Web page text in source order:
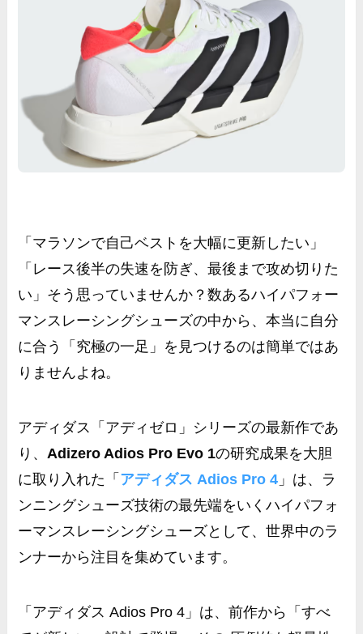
「マラソンで自己ベストを大幅に更新したい」
「レース後半の失速を防ぎ、最後まで攻め切りた
い」そう思っていませんか？数あるハイパフォー
マンスレーシングシューズの中から、本当に自分
に合う「究極の一足」を見つけるのは簡単ではあ
りませんよね。
アディダス「アディゼロ」シリーズの最新作であ
り、Adizero Adios Pro Evo 1の研究成果を大胆
に取り入れた「 アディダス Adios Pro 4 」は、ラ
ンニングシューズ技術の最先端をいくハイパフォ
ーマンスレーシングシューズとして、世界中のラ
ンナーから注目を集めています。
「アディダス Adios Pro 4」は、前作から「すべ